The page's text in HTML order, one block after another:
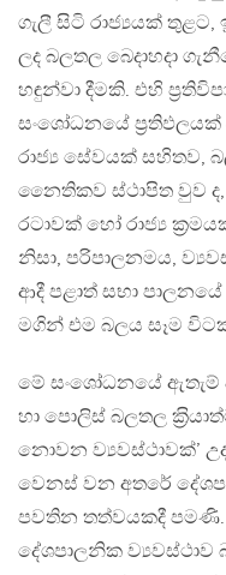
ගැලී සිටි රාජ්‍යයක්
ලද බලතල බෙදාහදා
හඳුන්වා දීමකි. එහි
සංශෝධනයේ ප‍්‍රතිඵලයක්
රාජ්‍ය සේවයක් සහිතව,
නෛතිකව ස්ථාපිත වුව ද,
රටාවක් හෝ රාජ්‍ය
නිසා, පරිපාලනමය,
ආදී පළාත් සභා පාලනයේ
මගින් එම බලය සෑම
මේ සංශෝධනයේ ඇතැම්
හා පොලිස් බලතල
නොවන ව්‍යවස්ථාවක්’
වෙනස් වන අතරේ
පවතින තත්වයකදී
දේශපාලනික ව්‍යවස්ථාව